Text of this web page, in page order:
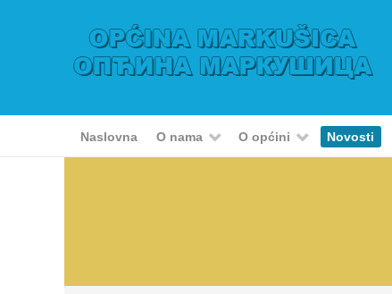
Naslovna O nama O općini Novosti